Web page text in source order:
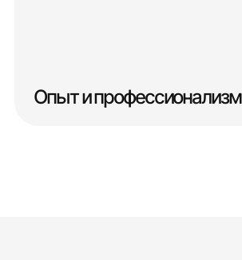
Опыт и профессионализм